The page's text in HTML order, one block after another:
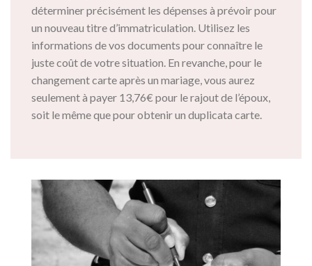
déterminer précisément les dépenses à prévoir pour
un nouveau titre d’immatriculation. Utilisez les
informations de vos documents pour connaître le
juste coût de votre situation. En revanche, pour le
changement carte après un mariage, vous aurez
seulement à payer 13,76€ pour le rajout de l’époux,
soit le même que pour obtenir un duplicata carte.